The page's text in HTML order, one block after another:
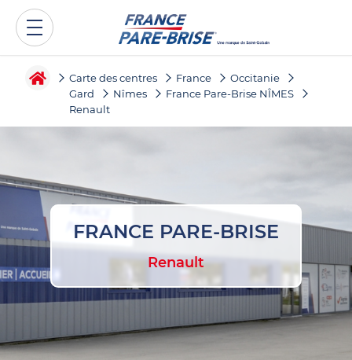
Carte des centres France
Occitanie
Gard
Nîmes
France Pare-Brise NÎMES
Renault
FRANCE PARE-BRISE
Renault